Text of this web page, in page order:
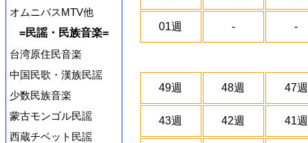
オムニバスMTV他
=民謡・民族音楽=
台湾原住民音楽
中国民歌・漢族民謡
少数民族音楽
蒙古モンゴル民謡
西蔵チベット民謡
01週 - -
49週 48週 47週
43週 42週 41週